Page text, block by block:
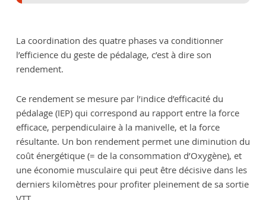
La coordination des quatre phases va conditionner
l’efficience du geste de pédalage, c’est à dire son
rendement.
Ce rendement se mesure par l’indice d’efficacité du
pédalage (IEP) qui correspond au rapport entre la force
efficace, perpendiculaire à la manivelle, et la force
résultante. Un bon rendement permet une diminution du
coût énergétique (= de la consommation d’Oxygène), et
une économie musculaire qui peut être décisive dans les
derniers kilomètres pour profiter pleinement de sa sortie